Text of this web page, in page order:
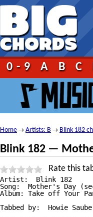
0-9 A B C
Home → Artists: B → Blink 182
Blink 182 —
Rate this
Artist:  Blink 182
Song:  Mother's Day
Album: Take off Your
Tabbed by:  Howie